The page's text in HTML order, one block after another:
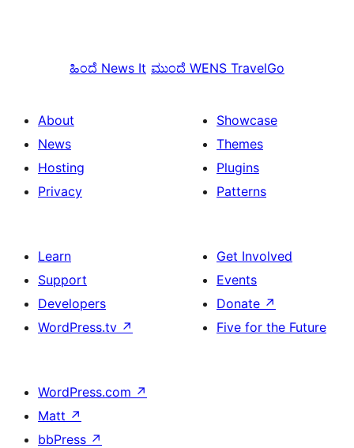
ಹಿಂದೆ News It ಮುಂದೆ WENS TravelGo
About
News
Hosting
Privacy
Showcase
Themes
Plugins
Patterns
Learn
Support
Developers
WordPress.tv ↗
Get Involved
Events
Donate ↗
Five for the Future
WordPress.com ↗
Matt ↗
bbPress ↗